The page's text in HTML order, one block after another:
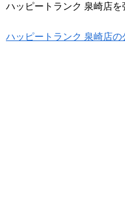
ハッピートランク 泉崎店を
ハッピートランク 泉崎店の